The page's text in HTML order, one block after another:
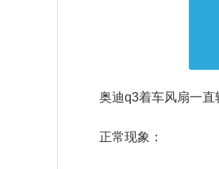
奥迪q3着车风扇一直
正常现象：